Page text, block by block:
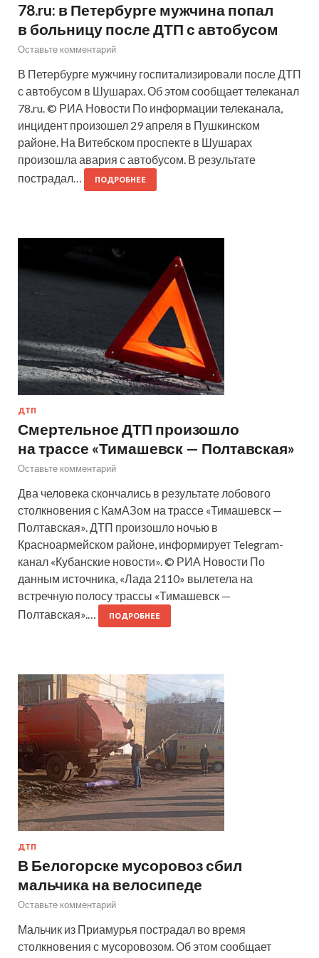
78.ru: в Петербурге мужчина попал
в больницу после ДТП с автобусом
Оставьте комментарий
В Петербурге мужчину госпитализировали после ДТП
с автобусом в Шушарах. Об этом сообщает телеканал
78.ru. © РИА Новости По информации телеканала,
инцидент произошел 29 апреля в Пушкинском
районе. На Витебском проспекте в Шушарах
произошла авария с автобусом. В результате
пострадал…
ПОДРОБНЕЕ
ДТП
Смертельное ДТП произошло
на трассе «Тимашевск — Полтавская»
Оставьте комментарий
Два человека скончались в результате лобового
столкновения с КамАЗом на трассе «Тимашевск —
Полтавская». ДТП произошло ночью в
Красноармейском районе, информирует Telegram-
канал «Кубанские новости». © РИА Новости По
данным источника, «Лада 2110» вылетела на
встречную полосу трассы «Тимашевск —
Полтавская».…
ПОДРОБНЕЕ
ДТП
В Белогорске мусоровоз сбил
мальчика на велосипеде
Оставьте комментарий
Мальчик из Приамурья пострадал во время
столкновения с мусоровозом. Об этом сообщает